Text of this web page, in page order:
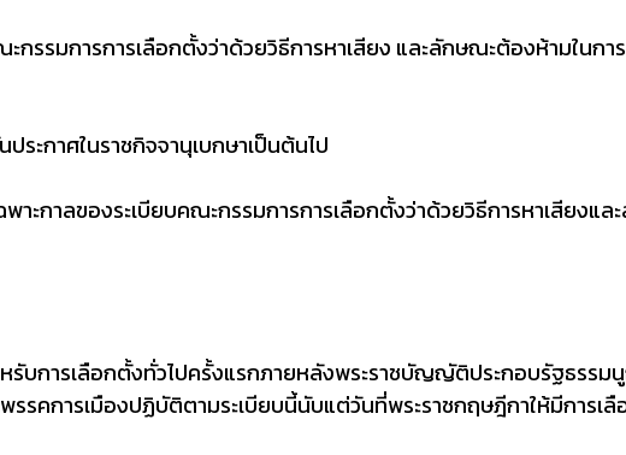
ณะกรรมการการเลือกตั้งว่าด้วยวิธีการหาเสียง และลักษณะต้องห้ามใน
ระกาศในราชกิจจานุเบกษาเป็นต้นไป
พาะกาลของระเบียบคณะกรรมการการเลือกตั้งว่าด้วยวิธีการหาเสียง
หรับการเลือกตั้งทั่วไปครั้งแรกภายหลังพระราชบัญญัติประกอบรัฐธรร
รรคการเมืองปฏิบัติตามระเบียบนี้นับแต่วันที่พระราชกฤษฎีกาให้มีการ